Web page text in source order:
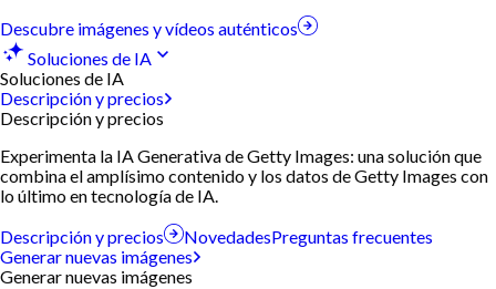
Descubre imágenes y vídeos auténticos
Soluciones de IA
Soluciones de IA
Descripción y precios
Descripción y precios
Experimenta la IA Generativa de Getty Images: una solución que
combina el amplísimo contenido y los datos de Getty Images con
lo último en tecnología de IA.
Descripción y precios
NovedadesPreguntas frecuentes
Generar nuevas imágenes
Generar nuevas imágenes